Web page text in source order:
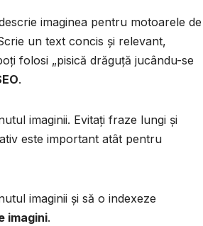
imaginea pentru motoarele de
un text concis și relevant,
folosi „pisică drăguță jucându-se
.
imaginii. Evitați fraze lungi și
este important atât pentru
imaginii și să o indexeze
imagini.